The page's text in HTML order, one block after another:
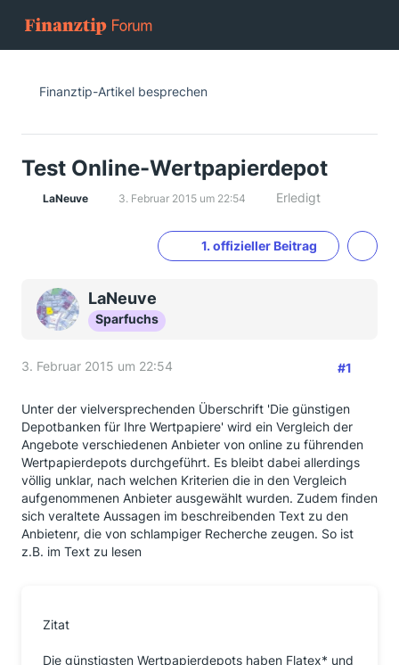
Finanztip-Artikel besprechen
Test Online-Wertpapierdepot
LaNeuve 3. Februar 2015 um 22:54 Erledigt
1. offizieller Beitrag
LaNeuve
Sparfuchs
3. Februar 2015 um 22:54 #1
Unter der vielversprechenden Überschrift 'Die günstigen
Depotbanken für Ihre Wertpapiere' wird ein Vergleich der
Angebote verschiedenen Anbieter von online zu führenden
Wertpapierdepots durchgeführt. Es bleibt dabei allerdings
völlig unklar, nach welchen Kriterien die in den Vergleich
aufgenommenen Anbieter ausgewählt wurden. Zudem finden
sich veraltete Aussagen im beschreibenden Text zu den
Anbietenr, die von schlampiger Recherche zeugen. So ist
z.B. im Text zu lesen
Zitat
Die günstigsten Wertpapierdepots haben Flatex* und